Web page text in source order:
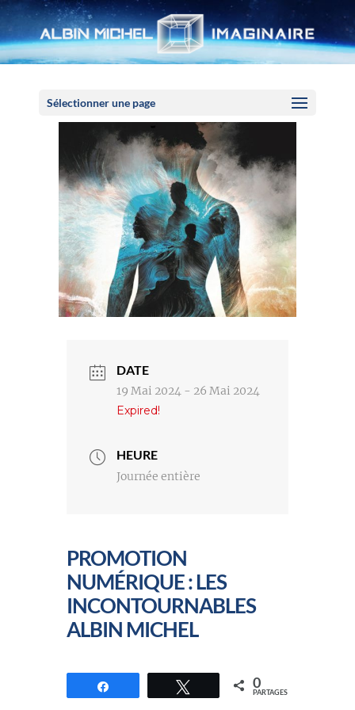
Sélectionner une page
DATE
19 Mai 2024 - 26 Mai 2024
Expired!
HEURE
Journée entière
PROMOTION
NUMÉRIQUE : LES
INCONTOURNABLES
ALBIN MICHEL
Tweetez 0
PARTAGES
Panneau de gestion des cookies